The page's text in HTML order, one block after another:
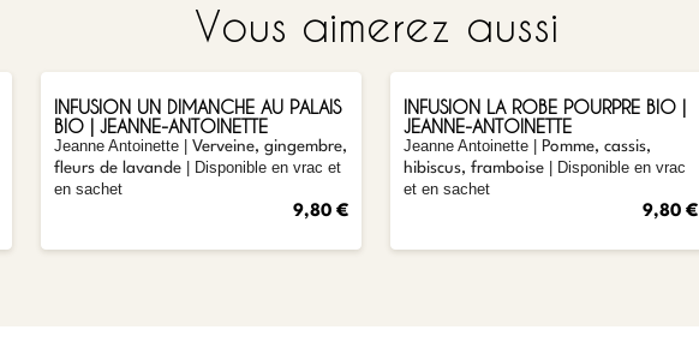
Vous aimerez aussi
INFUSION UN DIMANCHE AU PALAIS
BIO | JEANNE-ANTOINETTE
Jeanne Antoinette
Verveine, gingembre,
fleurs de lavande
| Disponible en vrac et
en sachet
9,80 €
INFUSION LA ROBE POURPRE BIO |
JEANNE-ANTOINETTE
Jeanne Antoinette
Pomme, cassis,
hibiscus, framboise
| Disponible en vrac
et en sachet
9,80 €